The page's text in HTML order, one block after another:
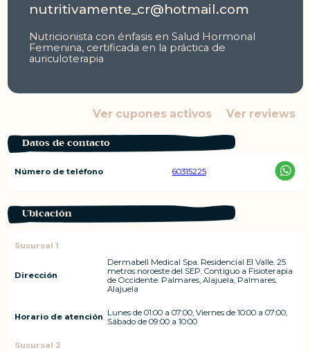
nutritivamente_cr@hotmail.com
Nutricionista con énfasis en Salud Hormonal
Femenina, certificada en la práctica de
auriculoterapia
Ver cupones activos Ver reviews
Datos de contacto
Número de teléfono 60315225
Ubicación
Sucursal 1
Dirección
Dermabell Medical Spa. Residencial El Valle. 25
metros noroeste del SEP. Contiguo a Fisioterapia
de Occidente. Palmares, Alajuela, Palmares,
Alajuela
Horario de atención Lunes de 01:00 a 07:00, Viernes de 10:00 a 07:00,
Sábado de 09:00 a 10:00
Sucursal 2